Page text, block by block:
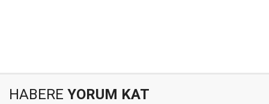
HABERE YORUM KAT